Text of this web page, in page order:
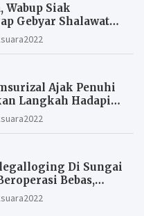
Wabup Siak
Gebyar Shalawat
nilai keagamaan
masyarakat.
Ajak Penuhi
Langkah Hadapi
Di Sungai
Bebas,
Aparat Penegak
Aktor Dan